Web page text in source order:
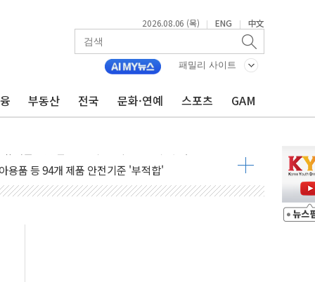
2026.08.06 (목) | ENG | 中文
패밀리 사이트
부동산 전국 문화·연예 스포츠 GAM
! 수족구병이 다시 유행합니다.
이터처, 기업 3만1000곳 경제통계조사
닌 담합…76조2000억 입찰 영향"
넘긴 세라젬…공정위 과징금 4억3200만원
용품 등 94개 제품 안전기준 '부적합'
산점' 열어
…식약처 AI 심사·소방청 119안심콜 영문 영상 제작
서 발급…7일부터 온라인 대리 신청 가능